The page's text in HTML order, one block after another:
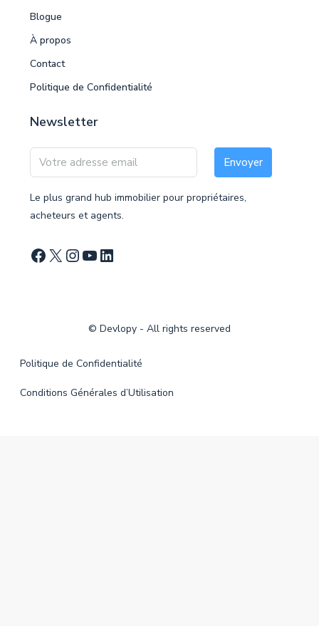
Blogue
À propos
Contact
Politique de Confidentialité
Newsletter
Envoyer
Le plus grand hub immobilier pour propriétaires,
acheteurs et agents.
© Devlopy - All rights reserved
Politique de Confidentialité
Conditions Générales d’Utilisation